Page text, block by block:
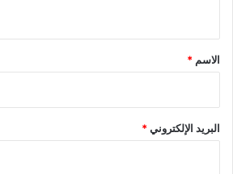
*
الاسم *
البريد الإلكتروني*